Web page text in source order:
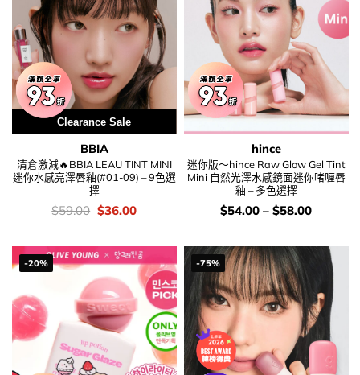
Clearance Sale
BBIA
清倉激減🔥BBIA LEAU TINT MINI
迷你水感亮澤唇釉(#01-09) – 9色選
擇
價
錢：
$59.00 Original
price
$59.00.
$36.00Current
$36.00.
hince
迷你版～hince Raw Glow Gel Tint
Mini 自然光澤水感鏡面迷你啫喱唇
釉 – 多色選擇
價
錢：
$54.00 – $58.00
-20% -75%